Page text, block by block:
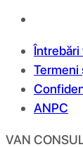
Termeni
ANPC
VAN